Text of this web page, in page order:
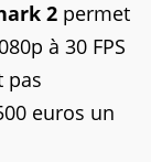
2 permet
à 30 FPS
pas
euros un